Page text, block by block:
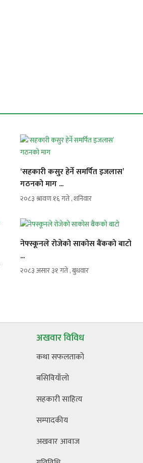
‘सहकारी कसुर हेर्ने समर्पित इजलास’
गठनको माग ...
२०८३ श्रावण १६ गते , शनिवार
नेफ्स्कूनले रोजेको साकोस बैंकको बाटो
...
२०८३ असार ३१ गते , बुधवार
अखवार विविध
कथा सफलताको
बसिवियाँलो
सहकारी साहित्य
सम्पादकीय
अखवार आवाज